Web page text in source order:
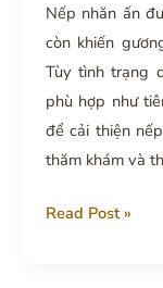
Nếp nhăn ấn
còn khiến
Tùy tình trạng
phù hợp như
để cải thiện
thăm khám và
Xóa
Read Post »